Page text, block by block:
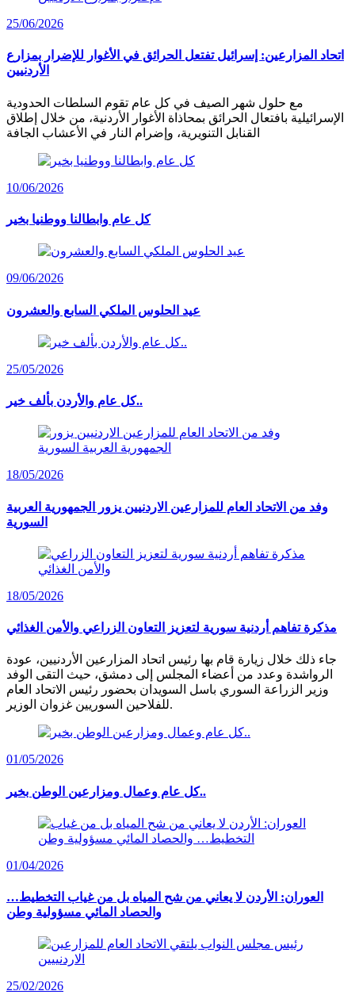
25/06/2026
اتحاد المزارعين: إسرائيل تفتعل الحرائق في الأغوار للإضرار بمزارع
الأردنيين
مع حلول شهر الصيف في كل عام تقوم السلطات الحدودية
الإسرائيلية بافتعال الحرائق بمحاذاة الأغوار الأردنية، من خلال إطلاق
القنابل التنويرية، وإضرام النار في الأعشاب الجافة
10/06/2026
كل عام وابطالنا ووطنيا بخير
09/06/2026
عيد الحلوس الملكي السابع والعشرون
25/05/2026
كل عام والأردن بألف خير..
18/05/2026
وفد من الاتحاد العام للمزارعين الاردنيين يزور الجمهورية العربية
السورية
18/05/2026
مذكرة تفاهم أردنية سورية لتعزيز التعاون الزراعي والأمن الغذائي
جاء ذلك خلال زيارة قام بها رئيس اتحاد المزارعين الأردنيين، عودة
الرواشدة وعدد من أعضاء المجلس إلى دمشق، حيث التقى الوفد
وزير الزراعة السوري باسل السويدان بحضور رئيس الاتحاد العام
للفلاحين السوريين غزوان الوزير.
01/05/2026
كل عام وعمال ومزارعين الوطن بخير..
01/04/2026
العوران: الأردن لا يعاني من شح المياه بل من غياب التخطيط…
والحصاد المائي مسؤولية وطن
25/02/2026